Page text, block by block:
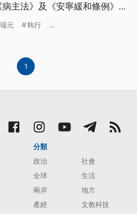
主法》及《安寧緩和條例》
倫理相違背，可能只有極少數
元 執行 ...
1
分類
政治
社會
全球
生活
兩岸
地方
產經
文教科技